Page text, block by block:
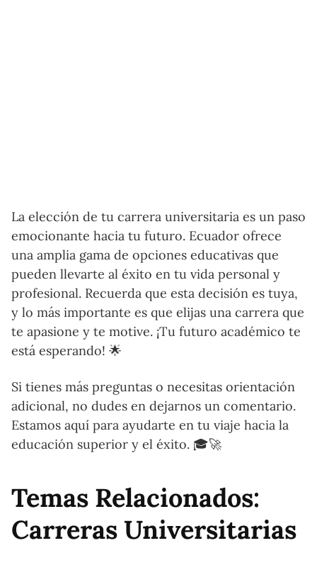
La elección de tu carrera universitaria es un paso
emocionante hacia tu futuro. Ecuador ofrece
una amplia gama de opciones educativas que
pueden llevarte al éxito en tu vida personal y
profesional. Recuerda que esta decisión es tuya,
y lo más importante es que elijas una carrera que
te apasione y te motive. ¡Tu futuro académico te
está esperando! 🌟
Si tienes más preguntas o necesitas orientación
adicional, no dudes en dejarnos un comentario.
Estamos aquí para ayudarte en tu viaje hacia la
educación superior y el éxito. 🎓🚀
Temas Relacionados:
Carreras Universitarias